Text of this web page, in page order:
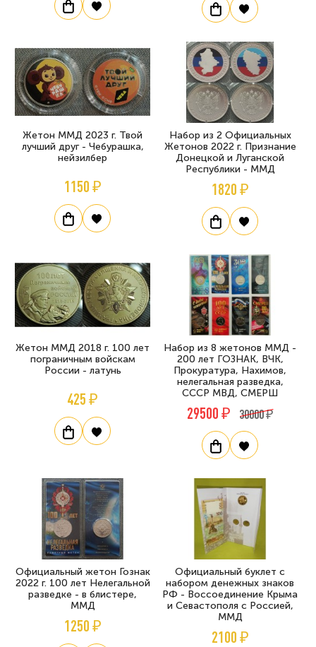
Жетон ММД 2023 г. Твой
лучший друг - Чебурашка,
нейзилбер
1150 ₽
Набор из 2 Официальных
Жетонов 2022 г. Признание
Донецкой и Луганской
Республики - ММД
1820 ₽
Жетон ММД 2018 г. 100 лет
пограничным войскам
России - латунь
425 ₽
Набор из 8 жетонов ММД -
200 лет ГОЗНАК, ВЧК,
Прокуратура, Нахимов,
нелегальная разведка,
СССР МВД, СМЕРШ
29500 ₽ 30000 ₽
Официальный жетон Гознак
2022 г. 100 лет Нелегальной
разведке - в блистере,
ММД
1250 ₽
Официальный буклет с
набором денежных знаков
РФ - Воссоединение Крыма
и Севастополя с Россией,
ММД
2100 ₽